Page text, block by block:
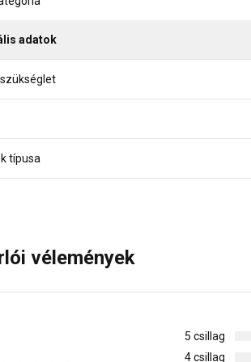
adatok
típusa
vélemények
5 csillag
4 csillag